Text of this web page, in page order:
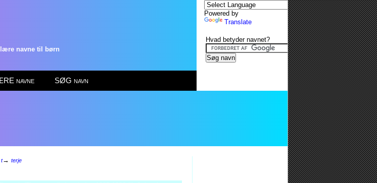
navne til børn
navne SØG navn
t→ terje
Powered by
Translate
Hvad betyder navnet?